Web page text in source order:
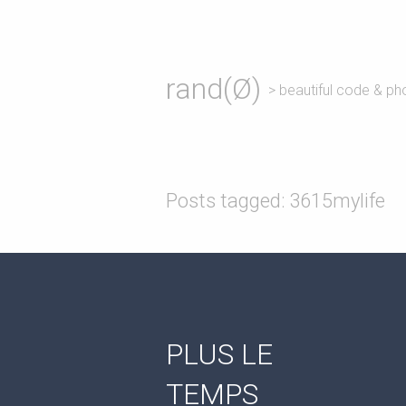
rand(Ø) > beautiful code &
Posts tagged: 3615mylife
PLUS LE
TEMPS